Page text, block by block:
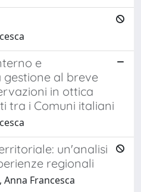
e
al breve
in ottica
tra i Comuni italiani
un'analisi
regionali
Francesca